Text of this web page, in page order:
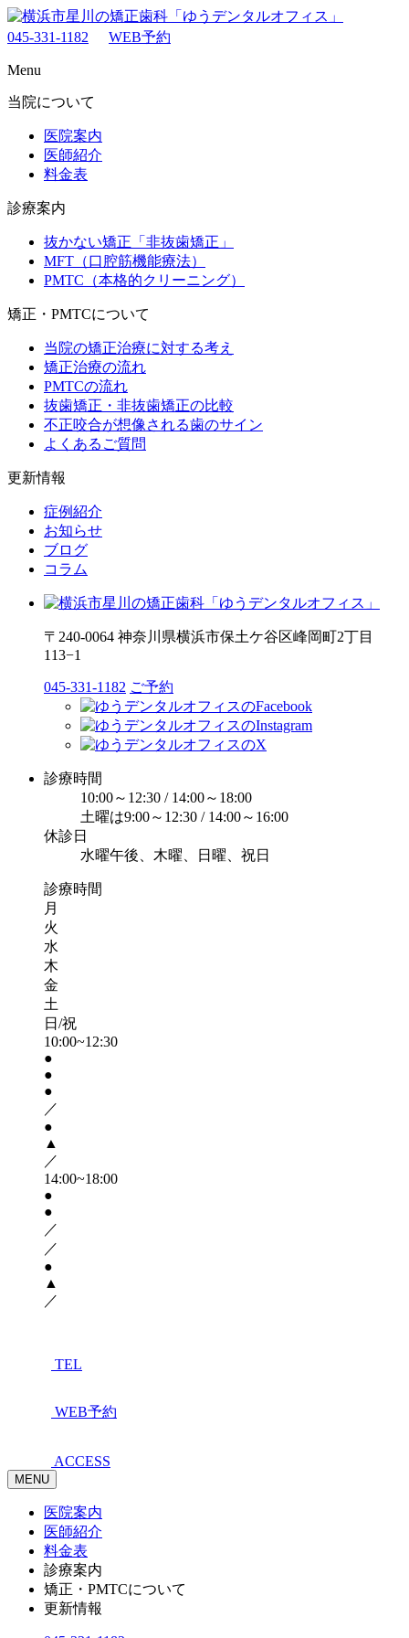
045-331-1182 WEB予約
Menu
当院について
医院案内
医師紹介
料金表
診療案内
抜かない矯正「非抜歯矯正」
MFT（口腔筋機能療法）
PMTC（本格的クリーニング）
矯正・PMTCについて
当院の矯正治療に対する考え
矯正治療の流れ
PMTCの流れ
抜歯矯正・非抜歯矯正の比較
不正咬合が想像される歯のサイン
よくあるご質問
更新情報
症例紹介
お知らせ
ブログ
コラム
〒240-0064 神奈川県横浜市保土ケ谷区峰岡町2丁目
113−1
045-331-1182 ご予約
診療時間
10:00～12:30 / 14:00～18:00
土曜は9:00～12:30 / 14:00～16:00
休診日
水曜午後、木曜、日曜、祝日
診療時間
月
火
水
木
金
土
日/祝
10:00~12:30
●
●
●
／
●
▲
／
14:00~18:00
●
●
／
／
●
▲
／
TEL
WEB予約
ACCESS
MENU
医院案内
医師紹介
料金表
診療案内
矯正・PMTCについて
更新情報